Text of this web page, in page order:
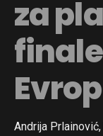
za
Andrija